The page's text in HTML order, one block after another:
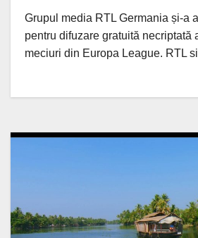
Grupul media RTL Germania și-a
pentru difuzare gratuită necriptată
meciuri din Europa League. RTL